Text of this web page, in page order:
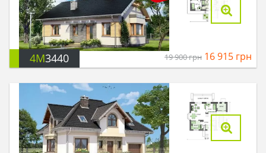
4M3440 19 900грн 16 915 грн